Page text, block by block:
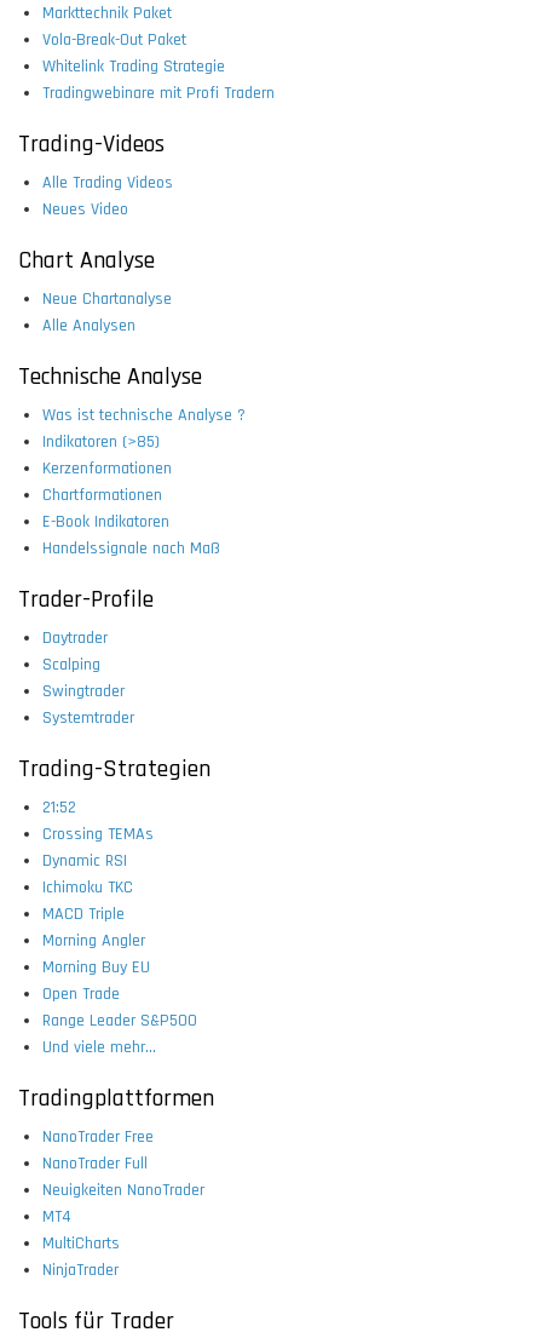
Markttechnik Paket
Vola-Break-Out Paket
Whitelink Trading Strategie
Tradingwebinare mit Profi Tradern
Trading-Videos
Alle Trading Videos
Neues Video
Chart Analyse
Neue Chartanalyse
Alle Analysen
Technische Analyse
Was ist technische Analyse ?
Indikatoren (>85)
Kerzenformationen
Chartformationen
E-Book Indikatoren
Handelssignale nach Maß
Trader-Profile
Daytrader
Scalping
Swingtrader
Systemtrader
Trading-Strategien
21:52
Crossing TEMAs
Dynamic RSI
Ichimoku TKC
MACD Triple
Morning Angler
Morning Buy EU
Open Trade
Range Leader S&P500
Und viele mehr...
Tradingplattformen
NanoTrader Free
NanoTrader Full
Neuigkeiten NanoTrader
MT4
MultiCharts
NinjaTrader
Tools für Trader